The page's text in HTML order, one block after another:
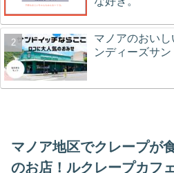
マノアのおい
ンディーズサン
マノア地区でクレープが
のお店！ルクレープカフ